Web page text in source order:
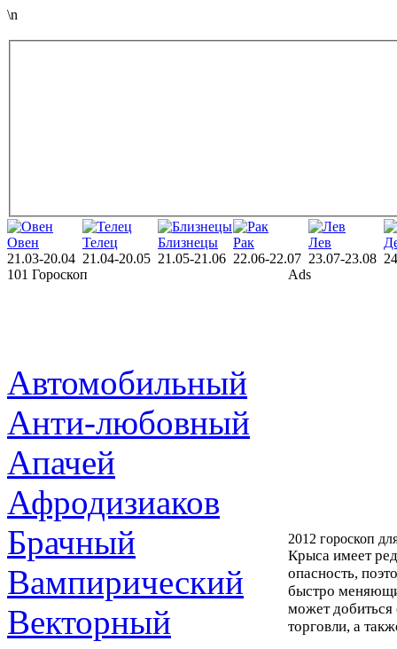
\n
Овен
21.03-20.04
Телец
21.04-20.05
Близнецы
21.05-21.06
Рак
22.06-22.07
Лев
23.07-23.08
101 Гороскоп
Автомобильный
Анти-любовный
Апачей
Афродизиаков
Брачный
Вампирический
Векторный
Ads
2012 гороскоп
Крыса имеет
опасность,
быстро
может добиться
торговли, а